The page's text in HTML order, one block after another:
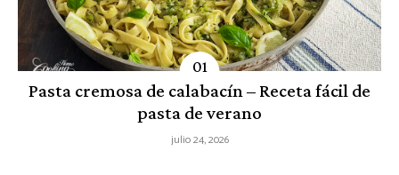
Pasta cremosa de calabacín – Receta fácil de
pasta de verano
julio 24, 2026